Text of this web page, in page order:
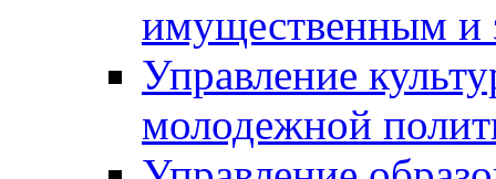
имущественным и
Управление
молодежной